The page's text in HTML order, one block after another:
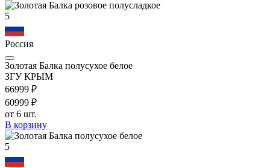
5
Россия
Золотая Балка полусухое белое
ЗГУ КРЫМ
66999 ₽
60999 ₽
от 6 шт.
В корзину
5